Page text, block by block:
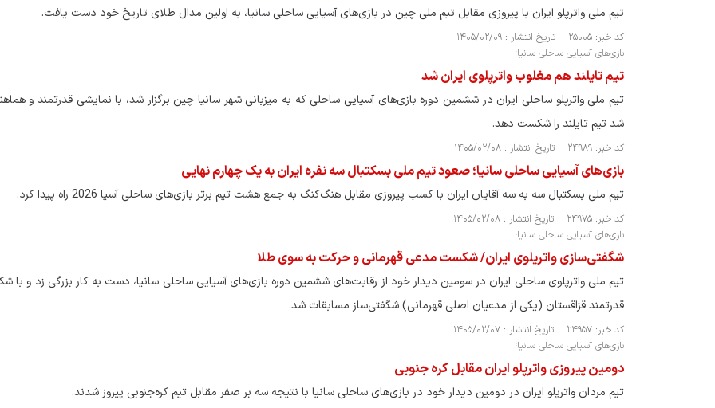
تیم ملی واترپلو ایران با پیروزی مقابل تیم ملی چین در بازی‌های آسیایی ساحلی سانیا، به اولین مدال طلای تاریخ خود دست یافت.
کد خبر: ۲۵۰۰۵ تاریخ انتشار : ۱۴۰۵/۰۲/۰۹
بازی‌های آسیایی ساحلی سانیا؛
تیم تایلند هم مغلوب واترپلوی ایران شد
تیم ملی واترپلو ساحلی ایران در ششمین دوره بازی‌های آسیایی ساحلی که به میزبانی شهر سانیا چین برگزار شد، با نمایشی قدرتمند و
شد تیم تایلند را شکست دهد.
کد خبر: ۲۴۹۸۹ تاریخ انتشار : ۱۴۰۵/۰۲/۰۸
بازی‌های آسیایی ساحلی سانیا؛ صعود تیم ملی بسکتبال سه نفره ایران به یک چهارم نهایی
تیم ملی بسکتبال سه به سه آقایان ایران با کسب پیروزی مقابل هنگ‌کنگ به جمع هشت تیم برتر بازی‌های ساحلی آسیا 2026 راه پیدا کرد.
کد خبر: ۲۴۹۷۵ تاریخ انتشار : ۱۴۰۵/۰۲/۰۸
بازی‌های آسیایی ساحلی سانیا؛
شگفتی‌سازی واترپلوی ایران/ شکست مدعی قهرمانی و حرکت به سوی طلا
تیم ملی واترپلوی ساحلی ایران در سومین دیدار خود از رقابت‌های ششمین دوره بازی‌های آسیایی ساحلی سانیا، دست به کار بزرگی زد و با
قدرتمند قزاقستان (یکی از مدعیان اصلی قهرمانی) شگفتی‌ساز مسابقات شد.
کد خبر: ۲۴۹۵۷ تاریخ انتشار : ۱۴۰۵/۰۲/۰۷
بازی‌های آسیایی ساحلی سانیا؛
دومین پیروزی واترپلو ایران مقابل کره جنوبی
تیم مردان واترپلو ایران در دومین دیدار خود در بازی‌های ساحلی سانیا با نتیجه سه بر صفر مقابل تیم کره‌جنوبی پیروز شدند.
می‌کند! + فیلم